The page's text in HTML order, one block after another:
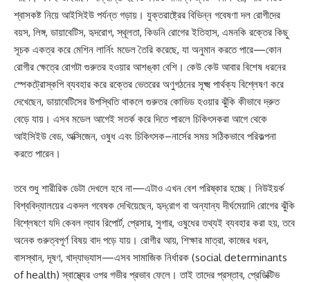
শ্বাসকষ্ট নিয়ে আইসিইউ পর্যন্ত গড়ায়। যুক্তরাষ্ট্রের বিভিন্ন গবেষণা দল রোগীদের
বয়স, লিঙ্গ, ডায়াবেটিস, হৃদরোগ, স্থূলতা, কিডনি রোগের ইতিহাস, এমনকি রক্তের কিছু
সূচক একত্র করে মেশিন লার্নিং মডেল তৈরি করেছে, যা অনুমান করতে পারে—কোন
রোগীর ক্ষেত্রে রোগটা গুরুতর হওয়ার আশঙ্কা বেশি। কেউ কেউ আবার বিশেষ ধরনের
স্পেকট্রোস্কপি ব্যবহার করে রক্তের ভেতরের অণুগঠনের সূক্ষ্ম পার্থক্য বিশ্লেষণ করে
দেখেছেন, ডায়াবেটিসের উপস্থিতি থাকলে গুরুতর কোভিড হওয়ার ঝুঁকি কীভাবে দ্রুত
বেড়ে যায়। এসব মডেল আগেই সতর্ক করে দিতে পারলে চিকিৎসকরা আগে থেকে
আইসিইউ বেড, অক্সিজেন, ওষুধ এবং চিকিৎসক–নার্সের সময় সঠিকভাবে পরিকল্পনা
করতে পারেন।
তবে শুধু শারীরিক ডেটা দেখলে হবে না—এটাও এখন বেশ পরিষ্কার হচ্ছে। নিউইয়র্ক
বিশ্ববিদ্যালয়ের একদল গবেষক দেখিয়েছেন, হৃদ্‌রোগ বা অন্যান্য দীর্ঘমেয়াদি রোগের ঝুঁকি
বিশ্লেষণে যদি কেবল ল্যাব রিপোর্ট, প্রেসার, সুগার, ওষুধের তথ্যই ব্যবহার করা হয়, তবে
অনেক গুরুত্বপূর্ণ বিষয় বাদ পড়ে যায়। রোগীর আয়, শিক্ষার মাত্রা, কাজের ধরন,
বাসস্থান, দূষণ, খাদ্যাভ্যাস—এসব সামাজিক নির্ধারক (social determinants
of health) স্বাস্থ্যের ওপর গভীর প্রভাব ফেলে। তাই তাদের প্রস্তাব, প্রেডিক্টিভ